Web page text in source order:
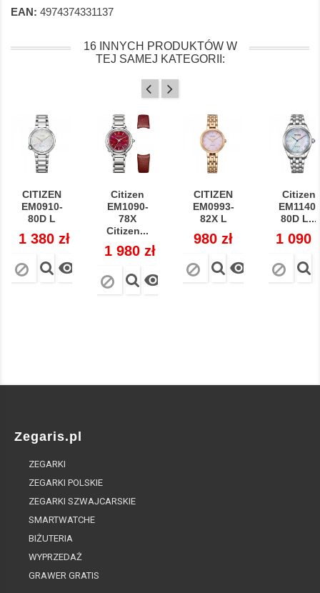
EAN: 4974374331137
16 INNYCH PRODUKTÓW W
TEJ SAMEJ KATEGORII:
CITIZEN
EM0910-
80D L
Cena
1 380 zł

Citizen
EM1090-
78X
Citizen...
Cena
1 980 zł

CITIZEN
EM0993-
82X L
Cena
980 zł

Citizen
EM1140-
80D L...
Cena
1 090
Zegaris.pl
ZEGARKI
ZEGARKI POLSKIE
ZEGARKI SZWAJCARSKIE
SMARTWATCHE
BIŻUTERIA
WYPRZEDAŻ
GRAWER GRATIS